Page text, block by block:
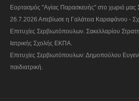
Εορτασμός "Αγίας Παρασκευής" στο χωριό μας
26.7.2026 Απεβίωσε η Γαλάτεια Καραφάνου -
Επιτυχίες Σερβιωτόπουλων. Σακελλαρίου
Ιατρικής Σχολής ΕΚΠΑ.
Επιτυχίες Σερβιωτόπουλων: Δημοπούλου
παιδιατρική.